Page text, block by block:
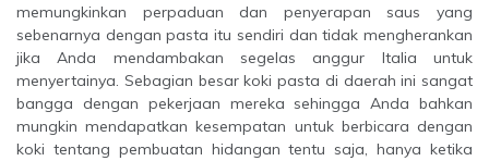
memungkinkan perpaduan dan penyerapan saus yang
sebenarnya dengan pasta itu sendiri dan tidak mengherankan
jika Anda mendambakan segelas anggur Italia untuk
menyertainya. Sebagian besar koki pasta di daerah ini sangat
bangga dengan pekerjaan mereka sehingga Anda bahkan
mungkin mendapatkan kesempatan untuk berbicara dengan
koki tentang pembuatan hidangan tentu saja, hanya ketika